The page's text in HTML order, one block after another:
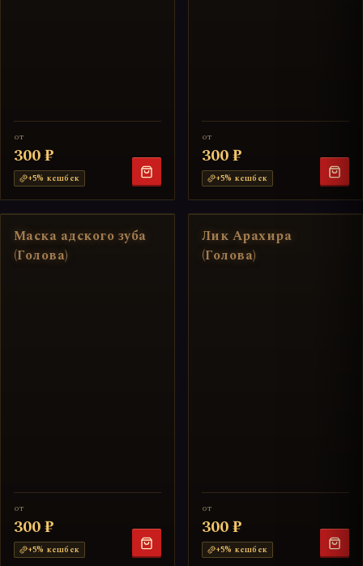
от
300 ₽
+5% кешбек
от
300 ₽
+5% кешбек
Маска адского зуба
(Голова)
от
300 ₽
+5% кешбек
Лик Арахира
(Голова)
от
300 ₽
+5% кешбек